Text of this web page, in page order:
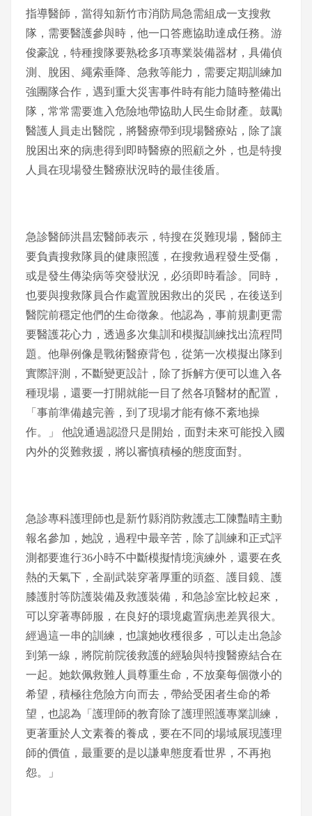
指導醫師，當得知新竹市消防局急需組成一支搜救
隊，需要醫護參與時，他一口答應協助達成任務。游
俊豪說，特種搜隊要熟稔多項專業裝備器材，具備偵
測、脫困、繩索垂降、急救等能力，需要定期訓練加
強團隊合作，遇到重大災害事件時有能力隨時整備出
隊，常常需要進入危險地帶協助人民生命財產。鼓勵
醫護人員走出醫院，將醫療帶到現場醫療站，除了讓
脫困出來的病患得到即時醫療的照顧之外，也是特搜
人員在現場發生醫療狀況時的最佳後盾。
急診醫師洪昌宏醫師表示，特搜在災難現場，醫師主
要負責搜救隊員的健康照護，在搜救過程發生受傷，
或是發生傳染病等突發狀況，必須即時看診。同時，
也要與搜救隊員合作處置脫困救出的災民，在後送到
醫院前穩定他們的生命徵象。他認為，事前規劃更需
要醫護花心力，透過多次集訓和模擬訓練找出流程問
題。他舉例像是戰術醫療背包，從第一次模擬出隊到
實際評測，不斷變更設計，除了拆解方便可以進入各
種現場，還要一打開就能一目了然各項醫材的配置，
「事前準備越完善，到了現場才能有條不紊地操
作。」 他說通過認證只是開始，面對未來可能投入國
內外的災難救援，將以審慎積極的態度面對。
急診專科護理師也是新竹縣消防救護志工陳豔晴主動
報名參加，她說，過程中最辛苦，除了訓練和正式評
測都要進行36小時不中斷模擬情境演練外，還要在炙
熱的天氣下，全副武裝穿著厚重的頭盔、護目鏡、護
膝護肘等防護裝備及救護裝備，和急診室比較起來，
可以穿著專師服，在良好的環境處置病患差異很大。
經過這一串的訓練，也讓她收穫很多，可以走出急診
到第一線，將院前院後救護的經驗與特搜醫療結合在
一起。她欽佩救難人員尊重生命，不放棄每個微小的
希望，積極往危險方向而去，帶給受困者生命的希
望，也認為「護理師的教育除了護理照護專業訓練，
更著重於人文素養的養成，要在不同的場域展現護理
師的價值，最重要的是以謙卑態度看世界，不再抱
怨。」